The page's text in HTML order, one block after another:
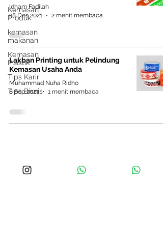
Anda Sebelu
Kemasan
Produk
kemasan
makanan
Kemasan
Plastik
Tips Karir
Tips Bisnis
Idham Fadilah
28 Des 2021
2 menit membaca
Lakban Printing untuk Pelindung
Kemasan Usaha Anda
Muhammad Nuha Ridho
8 Sep 2021
1 menit membaca
Produk Kemasan
Kemasan Makanan